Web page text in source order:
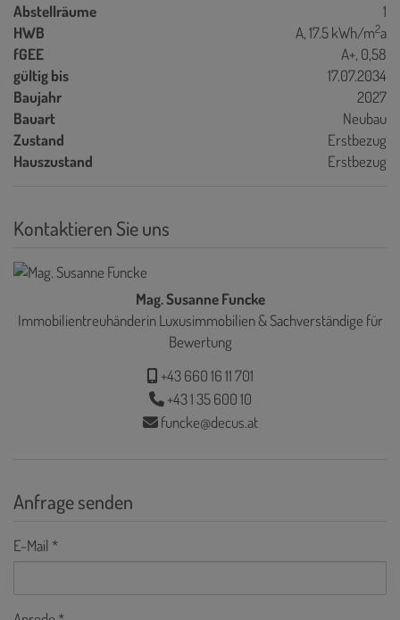
Abstellräume
1
HWB
A, 17.5 kWh/m2a
fGEE
A+, 0,58
gültig bis
17.07.2034
Baujahr
2027
Bauart
Neubau
Zustand
Erstbezug
Hauszustand
Erstbezug
Kontaktieren Sie uns
Mag. Susanne Funcke
Immobilientreuhänderin Luxusimmobilien & Sachverständige für
Bewertung
+43 660 16 11 701
+43 1 35 600 10
funcke@decus.at
Anfrage senden
E-Mail